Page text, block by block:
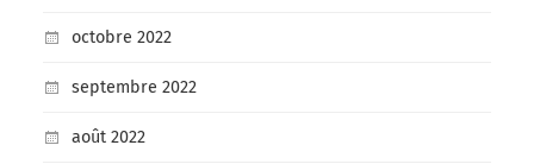
octobre 2022
septembre 2022
août 2022